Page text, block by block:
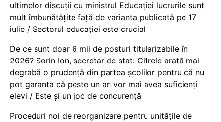
ultimelor discuții cu ministrul Educației lucrurile sunt
mult îmbunătățite față de varianta publicată pe 17
iulie / Sectorul educației este crucial
De ce sunt doar 6 mii de posturi titularizabile în
2026? Sorin Ion, secretar de stat: Cifrele arată mai
degrabă o prudență din partea școlilor pentru că nu
pot garanta că peste un an vor mai avea suficienți
elevi / Este și un joc de concurență
Proceduri noi de reorganizare pentru unitățile de